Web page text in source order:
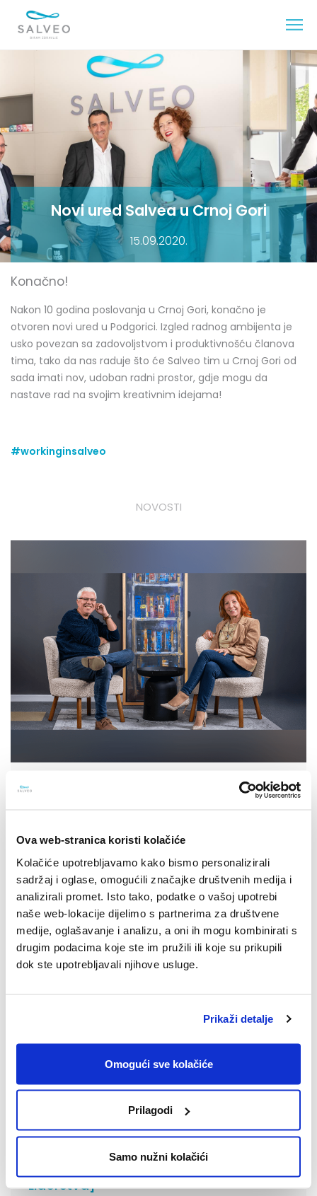
Ova web-stranica koristi kolačiće
Kolačiće upotrebljavamo kako bismo personalizirali
sadržaj i oglase, omogućili značajke društvenih medija i
analizirali promet. Isto tako, podatke o vašoj upotrebi
naše web-lokacije dijelimo s partnerima za društvene
medije, oglašavanje i analizu, a oni ih mogu kombinirati s
drugim podacima koje ste im pružili ili koje su prikupili
dok ste upotrebljavali njihove usluge.
Prikaži detalje
Omogući sve kolačiće
Prilagodi
Samo nužni kolačići
Novi ured Salvea u Crnoj Gori
15.09.2020.
Konačno!
Nakon 10 godina poslovanja u Crnoj Gori, konačno je
otvoren novi ured u Podgorici. Izgled radnog ambijenta je
usko povezan sa zadovoljstvom i produktivnošću članova
tima, tako da nas raduje što će Salveo tim u Crnoj Gori od
sada imati nov, udoban radni prostor, gdje mogu da
nastave rad na svojim kreativnim idejama!
#workinginsalveo
NOVOSTI
15.10.2025.
Pogledajte epizodu #14 SPACE2TALK podcasta.
Liderstva]